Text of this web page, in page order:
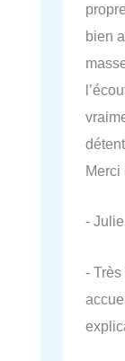
bien
Merci
-
-